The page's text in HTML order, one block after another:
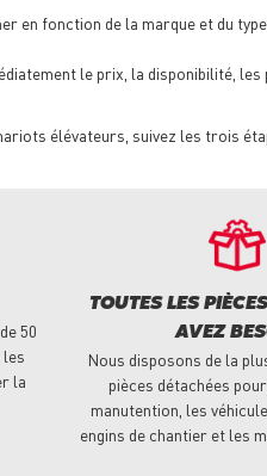
en fonction de la marque et du
le prix, la disponibilité,
élévateurs, suivez les trois
50
les
la
TOUTES LES
AVEZ
Nous disposons de la
pièces détachées
manutention, les
engins de chantier et les